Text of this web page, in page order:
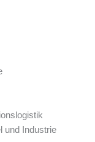
und Industrie